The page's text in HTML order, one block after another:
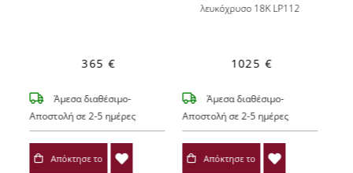
365 €
Άμεσα διαθέσιμο-
Αποστολή σε 2-5 ημέρες
Απόκτησε το
λευκόχρυσο 18Κ LP112
1025 €
Άμεσα διαθέσιμο-
Αποστολή σε 2-5 ημέρες
Απόκτησε το